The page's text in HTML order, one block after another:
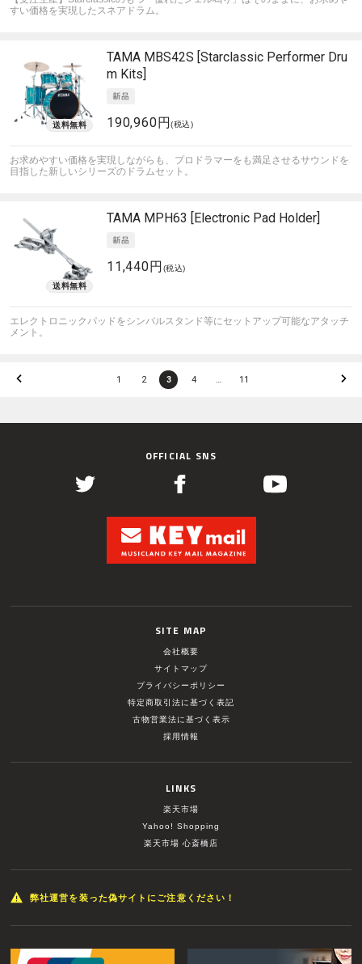
すい価格を実現したスネアドラム。
TAMA MBS42S [Starclassic Performer Dru
m Kits]
190,960円(税込)
お求めやすい価格を実現しながらも、プロドラマーをも満足させるサウンドを
目指した新しいシリーズのドラムセット。
TAMA MPH63 [Electronic Pad Holder]
11,440円 (税込)
エレクトロニックパッドをシンバルスタンド等にセットアップ可能なアタッチ
メント。
1 2 3 4 … 11
OFFICIAL SNS
SITE MAP
会社概要
サイトマップ
プライバシーポリシー
特定商取引法に基づく表記
古物営業法に基づく表示
採用情報
LINKS
楽天市場
Yahoo! Shopping
楽天市場 心斎橋店
弊社運営を装った偽サイトにご注意ください！